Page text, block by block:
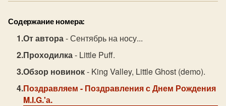
Содержание номера:
От автора- Сентябрь на носу...
Проходилка- Little Puff.
Обзор новинок- King Valley, Little Ghost (demo).
Поздравляем - Поздравления с Днем Рождения
M.I.G.'а.